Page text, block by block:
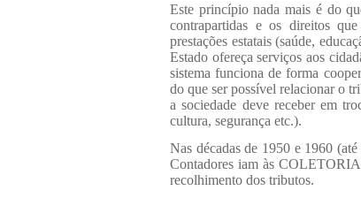
Este princípio nada mais é do
contrapartidas e os direitos
prestações estatais (saúde,
Estado ofereça serviços aos
sistema funciona de forma
do que ser possível relacionar o
a sociedade deve receber em
cultura, segurança etc.).
Nas décadas de 1950 e 1960
Contadores iam às
recolhimento dos tributos.